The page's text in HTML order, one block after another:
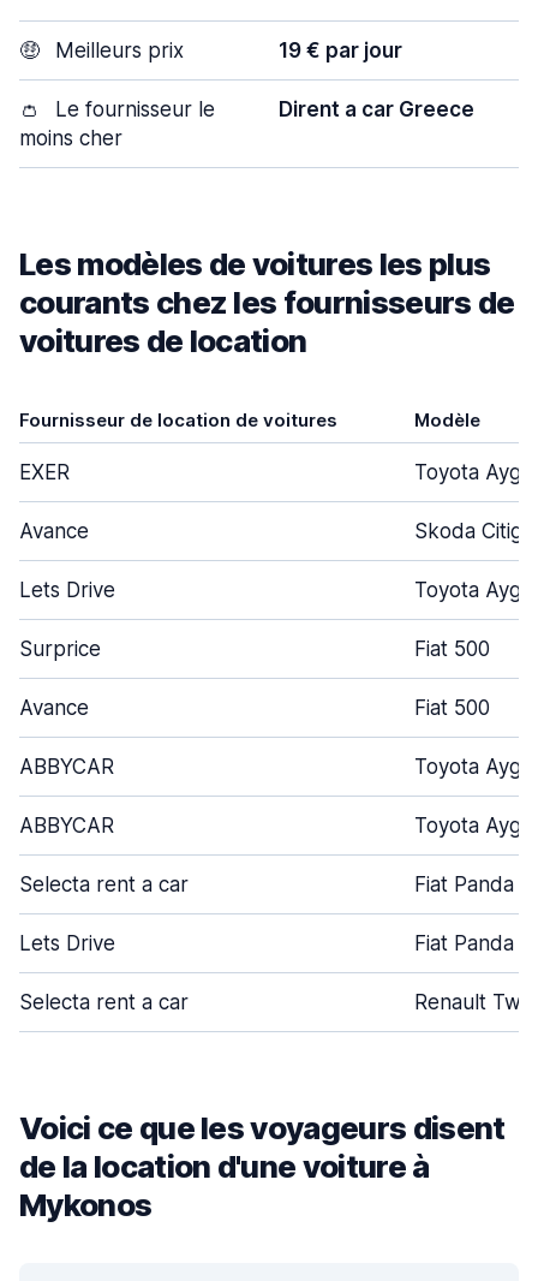
🤑 Meilleurs prix 19 € par jour
👛
Le fournisseur le
moins cher
Dirent a car Greece
Les modèles de voitures les plus
courants chez les fournisseurs de
voitures de location
Fournisseur de location de voitures Modèle
EXER Toyota Aygo
Avance Skoda Citigo
Lets Drive Toyota Aygo
Surprice Fiat 500
Avance Fiat 500
ABBYCAR Toyota Aygo
ABBYCAR Toyota Aygo
Selecta rent a car Fiat Panda
Lets Drive Fiat Panda
Selecta rent a car Renault
Voici ce que les voyageurs disent
de la location d'une voiture à
Mykonos